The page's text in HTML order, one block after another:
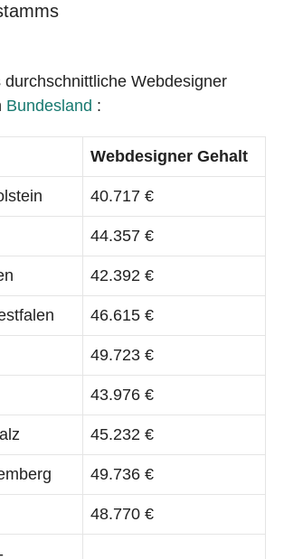
durchschnittliche Webdesigner
Bundesland :
Webdesigner Gehalt
40.717 €
44.357 €
42.392 €
46.615 €
49.723 €
43.976 €
45.232 €
49.736 €
48.770 €